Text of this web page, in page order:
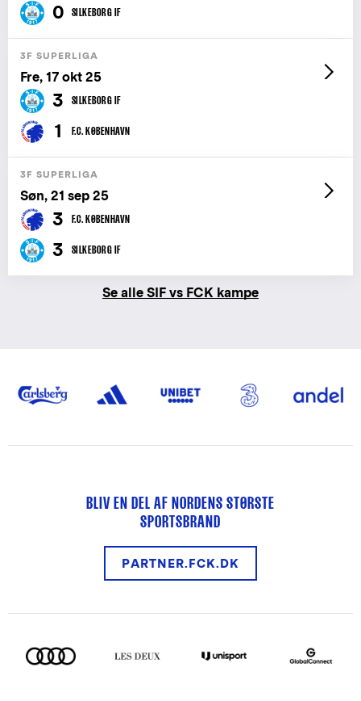
0 SILKEBORG IF
3F SUPERLIGA
Fre, 17 okt 25
3 SILKEBORG IF
1 F.C. KØBENHAVN
3F SUPERLIGA
Søn, 21 sep 25
3 F.C. KØBENHAVN
3 SILKEBORG IF
Se alle SIF vs FCK kampe
BLIV EN DEL AF NORDENS STØRSTE
SPORTSBRAND
PARTNER.FCK.DK